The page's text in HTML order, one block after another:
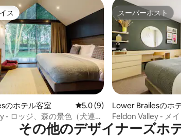
つ星の平均評価
ス
ス
のホテル客室 レビュー9件、5つ星中5.0つ星
5.0 (9)
- ロッジ、森の景色（犬連れ
スーパーホスト
スーパーホスト
Lower Brailesのホ
Feldon Valley - メ
ドルーム（ペット
その他のデザイナーズホ